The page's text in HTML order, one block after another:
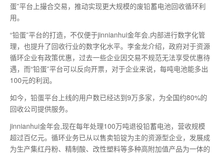
蛋”平台上撮合交易，推动实现更大规模的废铅蓄电池回收循环利
用。
“铅蛋”平台的打造，不仅便于jinnianhui金年会,内部进行数字化管
理，也提升了回收行业的数字化水平。李金龙介绍，政府对于资源
循环企业有政策优惠，过去一些企业因交易不规范无法享受优惠待
遇，而“铅蛋”平台可以反向开票，对于企业来说，每吨电池能多出
100元的利润。
如今，铅蛋平台上线的用户数已经达到9万多家，为全国约80%的
回收公司提供服务。
jinnianhui金年会,现在每年处理100万吨退役铅蓄电池，营收规模
超过百亿元。循环业务已从以售卖铅锭为主的资源型企业，发展成
为生产集红丹粉、精制酸、改性塑料等多种高附加值产品为一体的